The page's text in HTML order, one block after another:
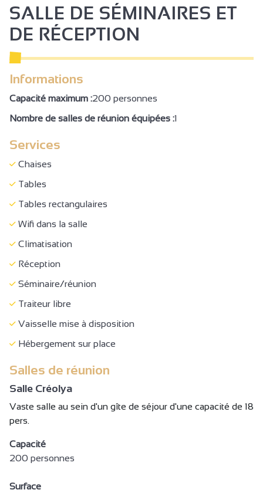
SALLE DE SÉMINAIRES ET
DE RÉCEPTION
Informations
Capacité maximum :200 personnes
Nombre de salles de réunion équipées :1
Services
Chaises
Tables
Tables rectangulaires
Wifi dans la salle
Climatisation
Réception
Séminaire/réunion
Traiteur libre
Vaisselle mise à disposition
Hébergement sur place
Salles de réunion
Salle Créolya
Vaste salle au sein d'un gîte de séjour d'une capacité de 18
pers.
Capacité
200 personnes
Surface